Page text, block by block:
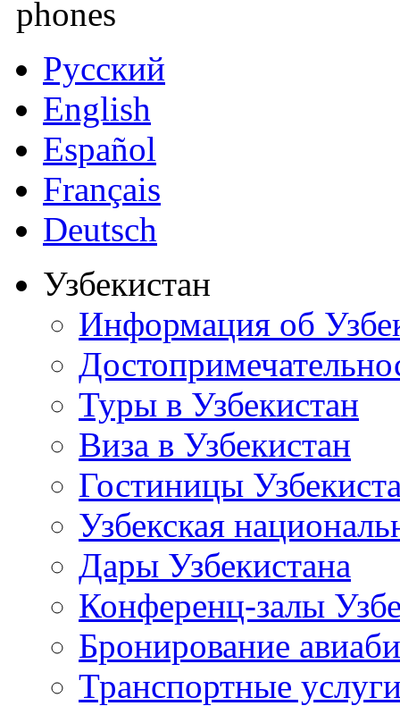
Русский
English
Español
Français
Deutsch
Узбекистан
Информация об
Туры в Узбекистан
Виза в Узбекистан
Гостиницы
Узбекская
Дары Узбекистана
Конференц-залы
Бронирование
Транспортные